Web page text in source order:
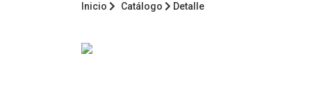
Inicio Catálogo Detalle